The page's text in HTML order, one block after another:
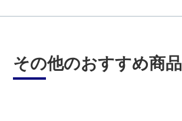
その他のおすすめ商品